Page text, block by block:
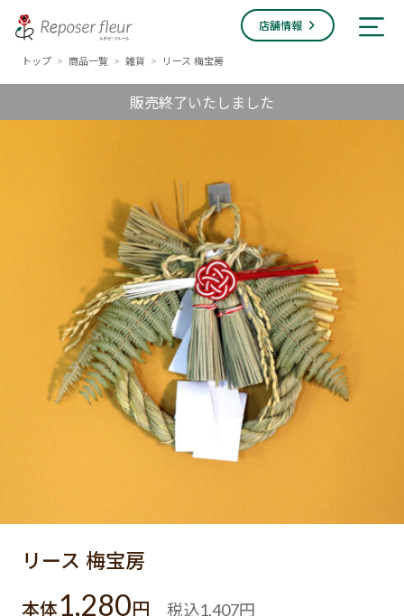
店舗情報
トップ > 商品一覧 > 雑貨 > リース 梅宝房
販売終了いたしました
リース 梅宝房
本体1,280円 税込1,407円